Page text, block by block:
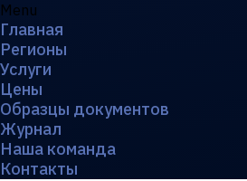
Menu
Главная
Регионы
Услуги
Цены
Образцы документов
Журнал
Наша команда
Контакты